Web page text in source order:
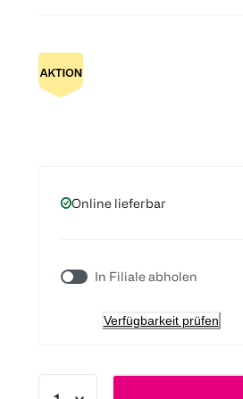
Online lieferbar
In Filiale abholen
Verfügbarkeit prüfen